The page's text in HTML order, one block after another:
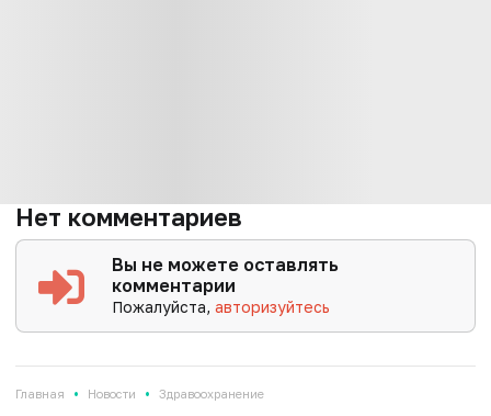
Нет комментариев
Вы не можете оставлять
комментарии
Пожалуйста,авторизуйтесь
Главная • Новости • Здравоохранение